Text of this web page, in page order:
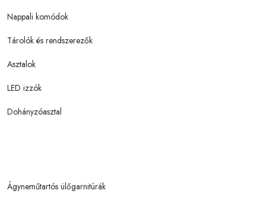
Nappali komódok
Tárolók és rendszerezők
Asztalok
LED izzók
Dohányzóasztal
Ágyneműtartós ülőgarnitúrák